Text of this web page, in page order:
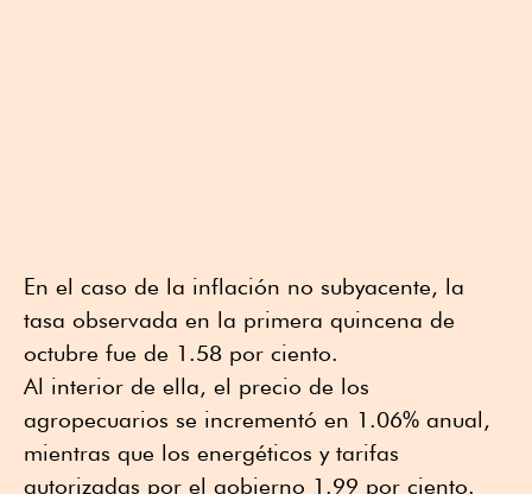
En el caso de la inflación no subyacente, la
tasa observada en la primera quincena de
octubre fue de 1.58 por ciento.
Al interior de ella, el precio de los
agropecuarios se incrementó en 1.06% anual,
mientras que los energéticos y tarifas
autorizadas por el gobierno 1.99 por ciento.